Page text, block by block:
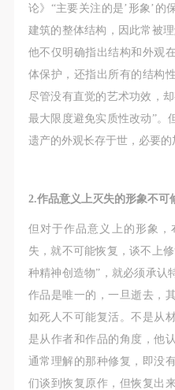
论》“主要关注的是’形象’的
建筑的整体结构，因此常被
他不仅明确指出结构和外观
体保护，还指出所有的结构
尽管没有直觉的艺术功效，
最大限度避免实质性改动”。
遗产的外观长存于世，必要的
2.作品意义上灭失的形象不可
但对于作品意义上的形象
失，就不可能恢复，谈不上
种精神创造物”，就必须承认
作品是唯一的，一旦逝去，
如死人不可能复活。不是从
是从作者和作品的角度，他
通常理解的那种修复，即没
们谈到恢复原作，但恢复出